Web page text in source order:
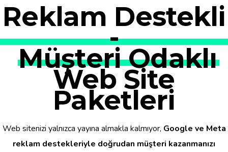
Reklam Destekli
-
Müşteri Odaklı
Web Site
Paketleri
Web sitenizi yalnızca yayına almakla kalmıyor, Google ve Meta
reklam destekleriyle doğrudan müşteri kazanmanızı